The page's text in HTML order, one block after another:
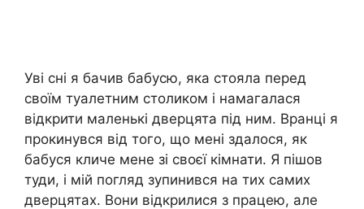
Уві сні я бачив бабусю, яка стояла перед
своїм туалетним столиком і намагалася
відкрити маленькі дверцята під ним. Вранці я
прокинувся від того, що мені здалося, як
бабуся кличе мене зі своєї кімнати. Я пішов
туди, і мій погляд зупинився на тих самих
дверцятах. Вони відкрилися з працею, але